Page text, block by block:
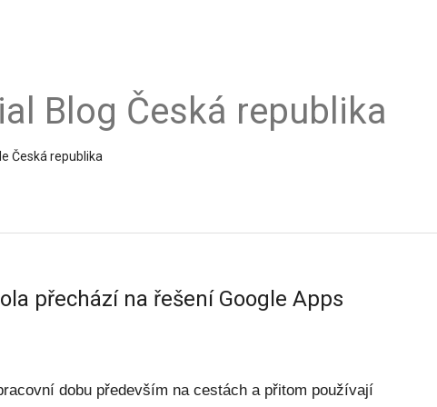
Blog Česká republika
Česká republika
přechází na řešení Google Apps
dobu především na cestách a přitom používají